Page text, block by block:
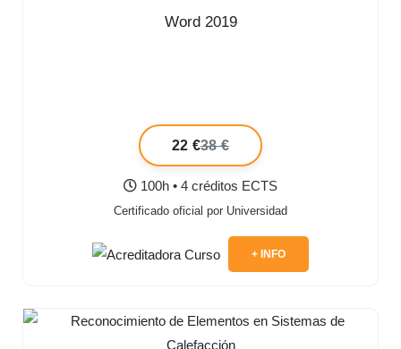
Word 2019
22 €38 €
100h • 4 créditos ECTS
Certificado oficial por Universidad
+ INFO